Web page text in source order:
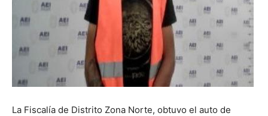
La Fiscalía de Distrito Zona Norte, obtuvo el auto de